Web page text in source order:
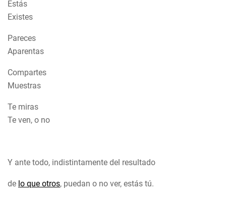
Estás
Existes
Pareces
Aparentas
Compartes
Muestras
Te miras
Te ven, o no
Y ante todo, indistintamente del resultado
de lo que otros, puedan o no ver, estás tú.